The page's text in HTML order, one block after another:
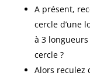
A présent,
cercle d’une
à 3
cercle ?
Alors reculez